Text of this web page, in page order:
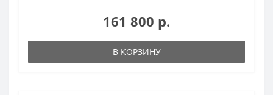
161 800 р.
В КОРЗИНУ